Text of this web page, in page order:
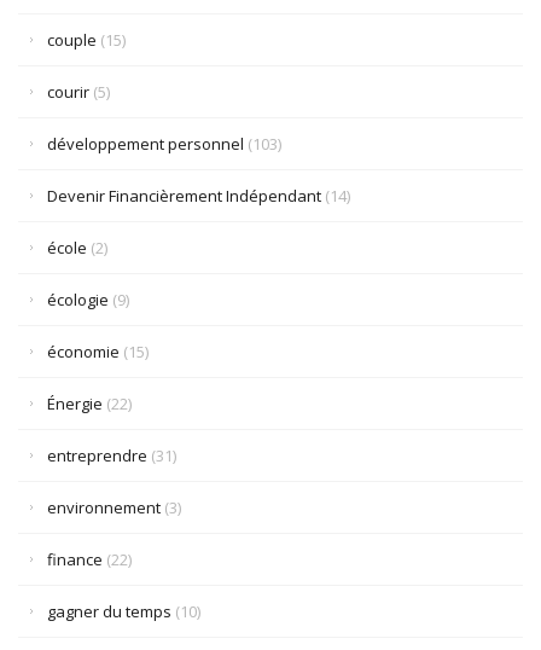
couple (15)
courir (5)
développement personnel (103)
Devenir Financièrement Indépendant (14)
école (2)
écologie (9)
économie (15)
Énergie (22)
entreprendre (31)
environnement (3)
finance (22)
gagner du temps (10)